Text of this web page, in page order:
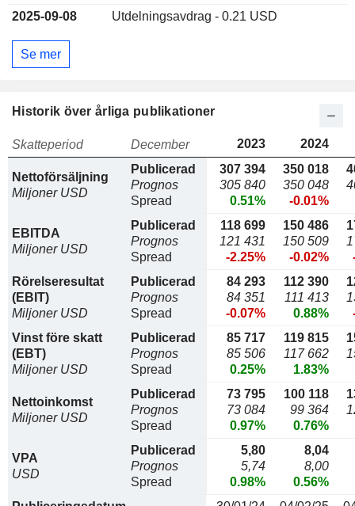
2025-09-08
Utdelningsavdrag - 0.21 USD
Se mer
Historik över årliga publikationer
Skatteperiod December 2023 2024
Nettoförsäljning
Miljoner USD
Publicerad
Prognos
Spread
307 394
305 840
0.51%
350 018
350 048
-0.01%
EBITDA
Miljoner USD
Publicerad
Prognos
Spread
118 699
121 431
-2.25%
150 486
150 509
-0.02%
Rörelseresultat
(EBIT)
Miljoner USD
Publicerad
Prognos
Spread
84 293
84 351
-0.07%
112 390
111 413
0.88%
Vinst före skatt
(EBT)
Miljoner USD
Publicerad
Prognos
Spread
85 717
85 506
0.25%
119 815
117 662
1.83%
Nettoinkomst
Miljoner USD
Publicerad
Prognos
Spread
73 795
73 084
0.97%
100 118
99 364
0.76%
VPA
USD
Publicerad
Prognos
Spread
5,80
5,74
0.98%
8,04
8,00
0.56%